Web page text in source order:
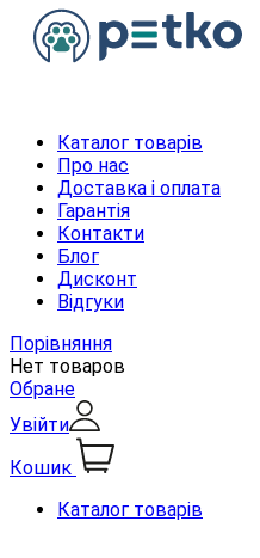
Каталог товарів
Про нас
Доставка і оплата
Гарантія
Контакти
Блог
Дисконт
Відгуки
Порівняння
Нет товаров
Обране
Увійти
Кошик
Каталог товарів